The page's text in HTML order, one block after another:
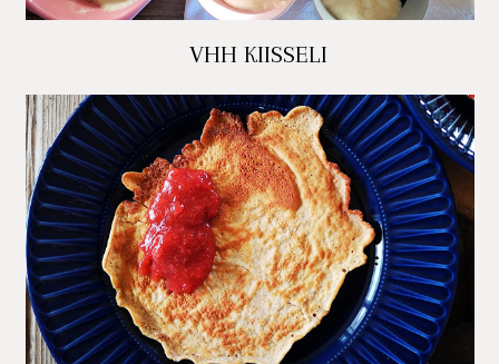
VHH KIISSELI